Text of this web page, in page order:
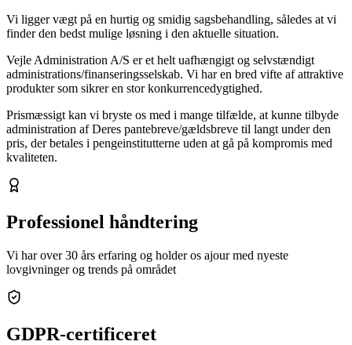
Vi ligger vægt på en hurtig og smidig sagsbehandling, således at vi
finder den bedst mulige løsning i den aktuelle situation.
Vejle Administration A/S er et helt uafhængigt og selvstændigt
administrations/finanseringsselskab. Vi har en bred vifte af attraktive
produkter som sikrer en stor konkurrencedygtighed.
Prismæssigt kan vi bryste os med i mange tilfælde, at kunne tilbyde
administration af Deres pantebreve/gældsbreve til langt under den
pris, der betales i pengeinstitutterne uden at gå på kompromis med
kvaliteten.
Professionel håndtering
Vi har over 30 års erfaring og holder os ajour med nyeste
lovgivninger og trends på området
GDPR-certificeret